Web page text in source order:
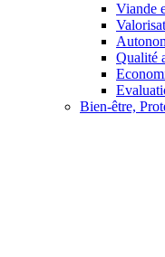
Viande
Qualité
Bien-être,